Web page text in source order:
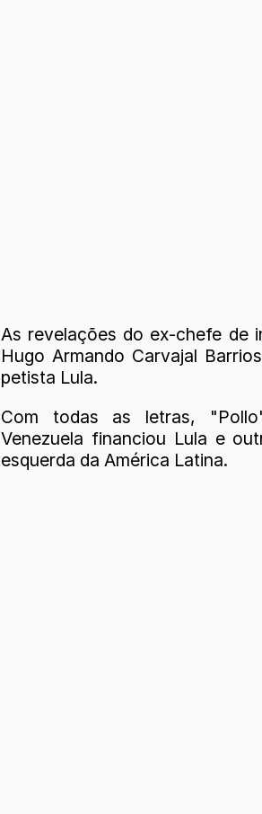
As revelações do ex-chefe de
Hugo Armando Carvajal
petista Lula.
Com todas as letras,
Venezuela financiou Lula e
esquerda da América Latina.